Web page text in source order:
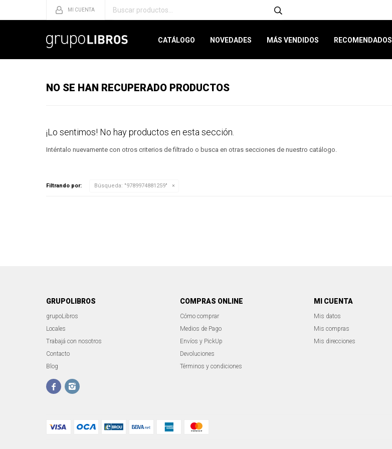
CATÁLOGO NOVEDADES MÁS VENDIDOS RECOMENDADOS
NO SE HAN RECUPERADO PRODUCTOS
¡Lo sentimos! No hay productos en esta sección.
Inténtalo nuevamente con otros criterios de filtrado o busca en otras secciones de nuestro catálogo.
Filtrando por: Búsqueda: "9789974881259"
GRUPOLIBROS
grupoLibros
Locales
Trabajá con nosotros
Contacto
Blog
 
COMPRAS ONLINE
Cómo comprar
Medios de Pago
Envíos y PickUp
Devoluciones
Términos y condiciones
MI CUENTA
Mis datos
Mis compras
Mis direcciones